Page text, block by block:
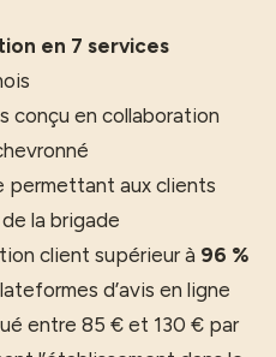
en 7 services
conçu en collaboration
permettant aux clients
la brigade
client supérieur à 96 %
d’avis en ligne
entre 85 € et 130 € par